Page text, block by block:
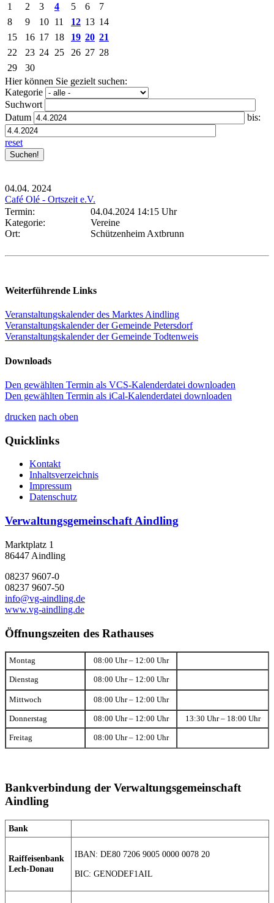
1
2 3 4 5 6
7
8
9 10 11 12 13 14
15
16 17 18 19 20 21
22
23 24 25 26 27 28
29
30
Hier können Sie gezielt suchen:
Kategorie
Suchwort
Datum
bis:
reset
04.04. 2024
Café Olé - Ortszeit e.V.
Termin:
04.04.2024 14:15 Uhr
Kategorie:
Vereine
Ort:
Schützenheim Axtbrunn
Weiterführende Links
Veranstaltungskalender des Marktes Aindling
Veranstaltungskalender der Gemeinde Petersdorf
Veranstaltungskalender der Gemeinde Todtenweis
Downloads
Den gewählten Termin als VCS-Kalenderdatei downloaden
Den gewählten Termin als iCal-Kalenderdatei downloaden
drucken nach oben
Quicklinks
Kontakt
Inhaltsverzeichnis
Impressum
Datenschutz
Verwaltungsgemeinschaft Aindling
Marktplatz 1
86447 Aindling
08237 9607-0
08237 9607-50
info@vg-aindling.de
www.vg-aindling.de
Öffnungszeiten des Rathauses
Montag 08:00 Uhr – 12:00 Uhr
Dienstag 08:00 Uhr – 12:00 Uhr
Mittwoch 08:00 Uhr – 12:00 Uhr
Donnerstag 08:00 Uhr – 12:00 Uhr 13:30 Uhr – 18:00 Uhr
Freitag 08:00 Uhr – 12:00 Uhr
Bankverbindung der Verwaltungsgemeinschaft
Aindling
Bank
Raiffeisenbank
Lech-Donau
IBAN: DE80 7206 9005 0000 0078 20
BIC: GENODEF1AIL